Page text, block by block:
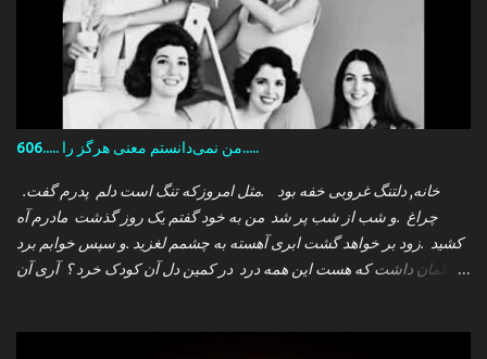
606..... من نمی‌دانستم معنی هرگز را.....
.خانه, دلتنگ غروبی خفه بود .مثل امروزکه تنگ است دلم پدرم گفت
چراغ .و شب از شب پر شد من به خود گفتم یک روز گذشت مادرم آه
کشید .زود بر خواهد گشت ابری آهسته به چشمم لغزید .و سپس خوابم برد
که گمان داشت که هست این همه درد در کمین دل آن کودک خرد ؟ آری آن